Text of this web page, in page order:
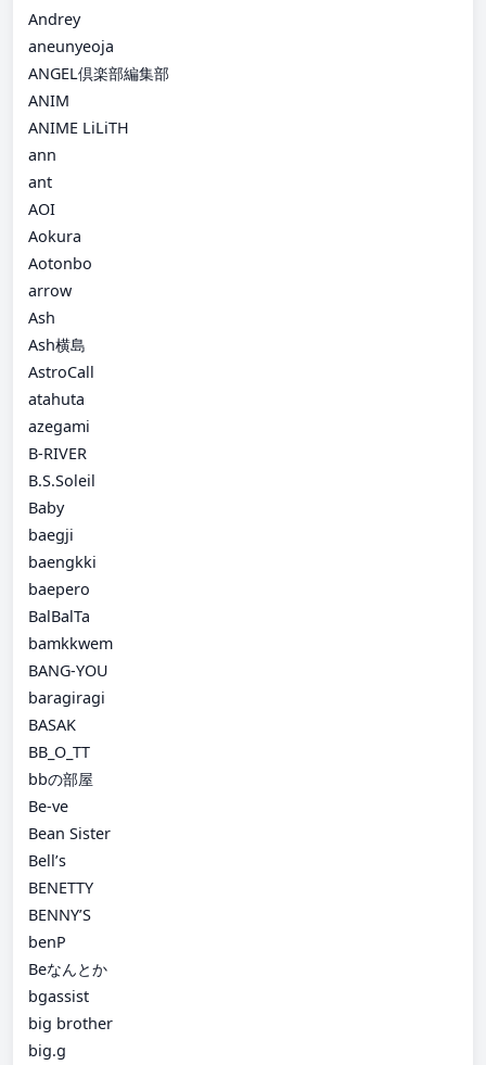
Andrey
aneunyeoja
ANGEL倶楽部編集部
ANIM
ANIME LiLiTH
ann
ant
AOI
Aokura
Aotonbo
arrow
Ash
Ash横島
AstroCall
atahuta
azegami
B-RIVER
B.S.Soleil
Baby
baegji
baengkki
baepero
BalBalTa
bamkkwem
BANG-YOU
baragiragi
BASAK
BB_O_TT
bbの部屋
Be-ve
Bean Sister
Bell’s
BENETTY
BENNY’S
benP
Beなんとか
bgassist
big brother
big.g